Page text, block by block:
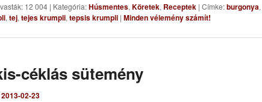
12 004 | Kategória:Húsmentes, Köretek, Receptek | Címke:burgonya,
, tej, tejes krumpli, tepsis krumpli | Minden vélemény számít!
céklás sütemény
2013-02-23